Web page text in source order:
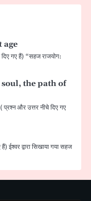
age
गए हैं) “सहज राजयोग:
the path of
और उत्तर नीचे दिए गए
ईश्वर द्वारा सिखाया गया सहज